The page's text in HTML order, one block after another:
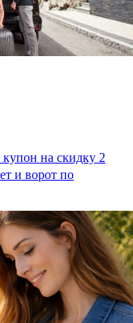
на скидку 2
и ворот по